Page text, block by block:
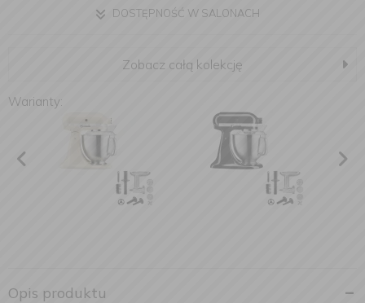
DOSTĘPNOŚĆ W SALONACH
Zobacz całą kolekcję
Warianty:
Opis produktu